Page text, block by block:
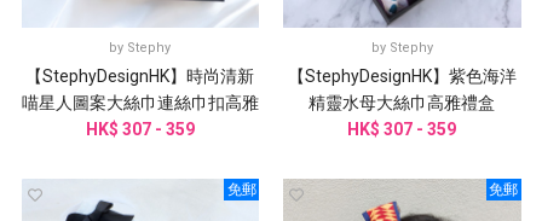
by Stephy
【StephyDesignHK】時尚清新
喵星人圖案大絲巾連絲巾扣高雅
禮盒
HK$ 307 - 359
by Stephy
【StephyDesignHK】紫色海洋
精靈水母大絲巾高雅禮盒
HK$ 307 - 359
免郵 免郵